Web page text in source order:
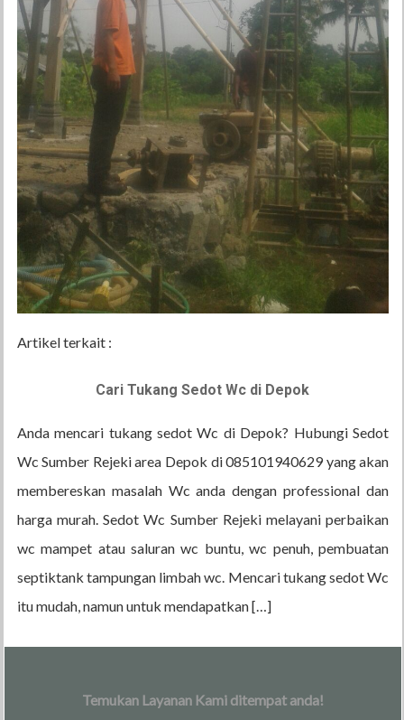
Artikel terkait :
Cari Tukang Sedot Wc di Depok
Anda mencari tukang sedot Wc di Depok? Hubungi Sedot
Wc Sumber Rejeki area Depok di 085101940629 yang akan
membereskan masalah Wc anda dengan professional dan
harga murah. Sedot Wc Sumber Rejeki melayani perbaikan
wc mampet atau saluran wc buntu, wc penuh, pembuatan
septiktank tampungan limbah wc. Mencari tukang sedot Wc
itu mudah, namun untuk mendapatkan […]
Temukan Layanan Kami ditempat anda!